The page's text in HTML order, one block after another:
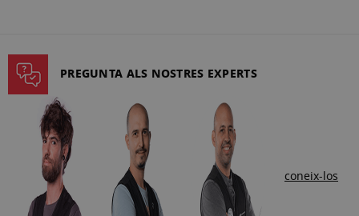
pàgina
PREGUNTA ALS NOSTRES EXPERTS
coneix-los